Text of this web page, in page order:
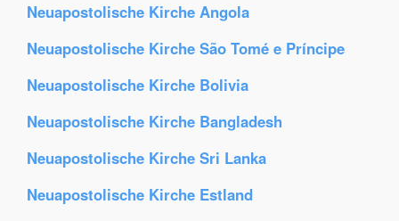
Neuapostolische Kirche Angola
Neuapostolische Kirche São Tomé e Príncipe
Neuapostolische Kirche Bolivia
Neuapostolische Kirche Bangladesh
Neuapostolische Kirche Sri Lanka
Neuapostolische Kirche Estland